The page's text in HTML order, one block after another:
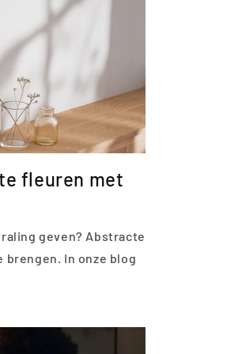
fleuren met
geven? Abstracte
In onze blog